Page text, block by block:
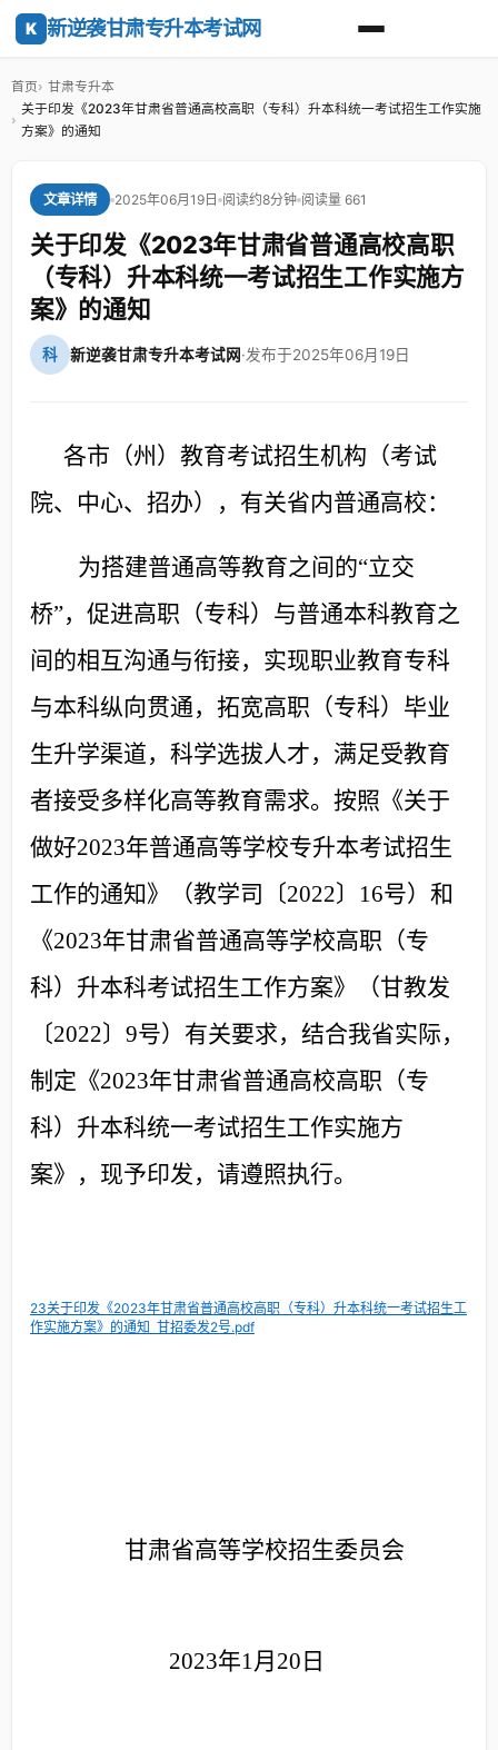
K 新逆袭甘肃专升本考试网
首页
甘肃专升本
关于印发《2023年甘肃省普通高校高职（专科）升本科统一考试招生工作实施
方案》的通知
文章详情 2025年06月19日 阅读约8分钟 阅读量 661
关于印发《2023年甘肃省普通高校高职
（专科）升本科统一考试招生工作实施方
案》的通知
科 新逆袭甘肃专升本考试网·发布于2025年06月19日
各市（州）教育考试招生机构（考试
院、中心、招办），有关省内普通高校：
为搭建普通高等教育之间的“立交
桥”，促进高职（专科）与普通本科教育之
间的相互沟通与衔接，实现职业教育专科
与本科纵向贯通，拓宽高职（专科）毕业
生升学渠道，科学选拔人才，满足受教育
者接受多样化高等教育需求。按照《关于
做好2023年普通高等学校专升本考试招生
工作的通知》（教学司〔2022〕16号）和
《2023年甘肃省普通高等学校高职（专
科）升本科考试招生工作方案》（甘教发
〔2022〕9号）有关要求，结合我省实际，
制定《2023年甘肃省普通高校高职（专
科）升本科统一考试招生工作实施方
案》，现予印发，请遵照执行。
23关于印发《2023年甘肃省普通高校高职（专科）升本科统一考试招生工
作实施方案》的通知 甘招委发2号.pdf
甘肃省高等学校招生委员会
2023年1月20日